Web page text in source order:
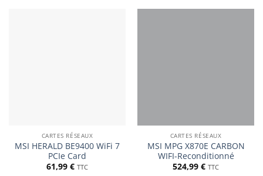
CARTES RÉSEAUX
MSI HERALD BE9400 WiFi 7
PCIe Card
61,99 € TTC
CARTES RÉSEAUX
MSI MPG X870E CARBON
WIFI-Reconditionné
524,99 € TTC